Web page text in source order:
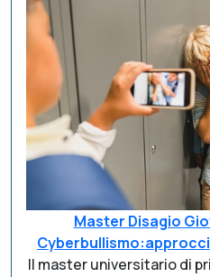
Master Disagio
Il master universitario di